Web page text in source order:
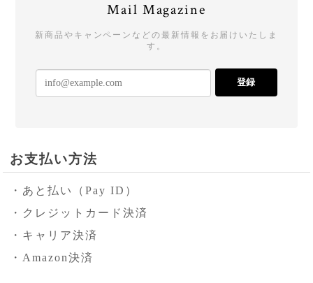
Mail Magazine
新商品やキャンペーンなどの最新情報をお届けいたしま
す。
登録
お支払い方法
・あと払い（Pay ID）
・クレジットカード決済
・キャリア決済
・Amazon決済